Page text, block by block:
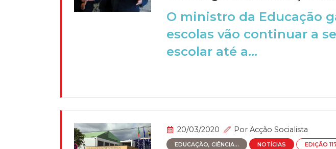
O ministro da Educação
escolas vão continuar a
escolar até a...
20/03/2020 Por Acção Socialista
EDUCAÇÃO, CIÊNCIA... NOTÍCIAS EDIÇÃO